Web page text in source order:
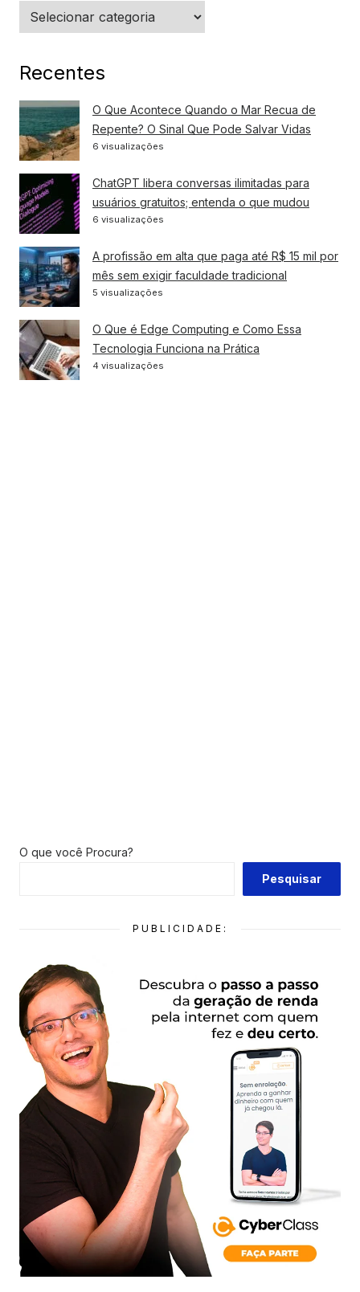
Categorias
Recentes
O Que Acontece Quando o Mar Recua de
Repente? O Sinal Que Pode Salvar Vidas
6 visualizações
ChatGPT libera conversas ilimitadas para
usuários gratuitos; entenda o que mudou
6 visualizações
A profissão em alta que paga até R$ 15 mil por
mês sem exigir faculdade tradicional
5 visualizações
O Que é Edge Computing e Como Essa
Tecnologia Funciona na Prática
4 visualizações
O que você Procura?
Pesquisar
PUBLICIDADE: